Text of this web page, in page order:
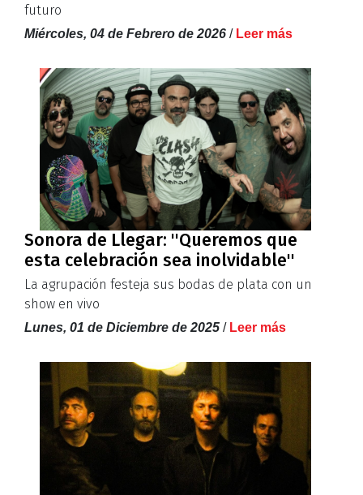
futuro
Miércoles, 04 de Febrero de 2026 / Leer más
Sonora de Llegar: ''Queremos que
esta celebración sea inolvidable''
La agrupación festeja sus bodas de plata con un
show en vivo
Lunes, 01 de Diciembre de 2025 / Leer más